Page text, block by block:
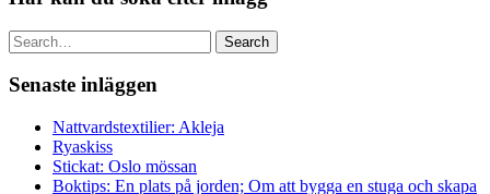
Search
Senaste inläggen
Nattvardstextilier: Akleja
Ryaskiss
Stickat: Oslo mössan
Boktips: En plats på jorden; Om att bygga en stuga och skapa